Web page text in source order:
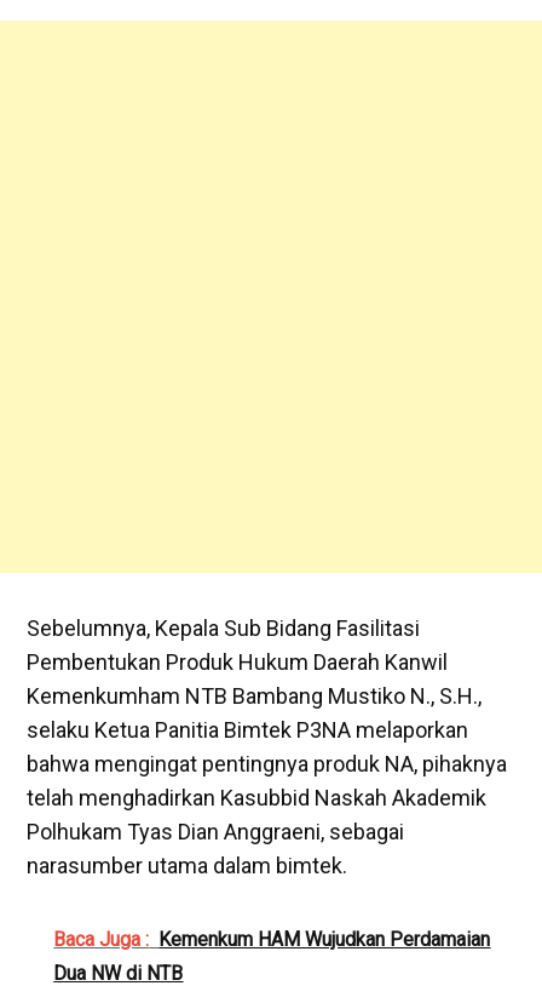
Sebelumnya, Kepala Sub Bidang Fasilitasi
Pembentukan Produk Hukum Daerah Kanwil
Kemenkumham NTB Bambang Mustiko N., S.H.,
selaku Ketua Panitia Bimtek P3NA melaporkan
bahwa mengingat pentingnya produk NA, pihaknya
telah menghadirkan Kasubbid Naskah Akademik
Polhukam Tyas Dian Anggraeni, sebagai
narasumber utama dalam bimtek.
Baca Juga : Kemenkum HAM Wujudkan Perdamaian
Dua NW di NTB